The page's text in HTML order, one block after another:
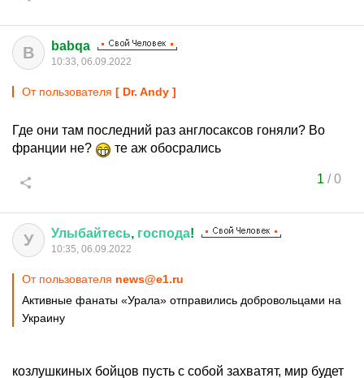
B babqa
10:33, 06.09.2022
От пользователя [ Dr. Andy ]
Где они там последний раз англосаксов гоняли? Во
франции не?
те аж обосрались
1 /0
У Улыбайтесь, господа!
10:35, 06.09.2022
От пользователя news@e1.ru
Активные фанаты «Урала» отправились добровольцами на
Украину
козлушкиных бойцов пусть с собой захватят, мир будет